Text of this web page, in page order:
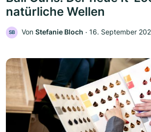
natürliche Wellen
SB Von Stefanie Bloch ‧ 16. September